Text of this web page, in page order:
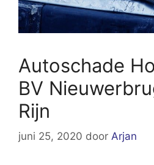
Autoschade
BV
Rijn
juni 25, 2020 door Arjan